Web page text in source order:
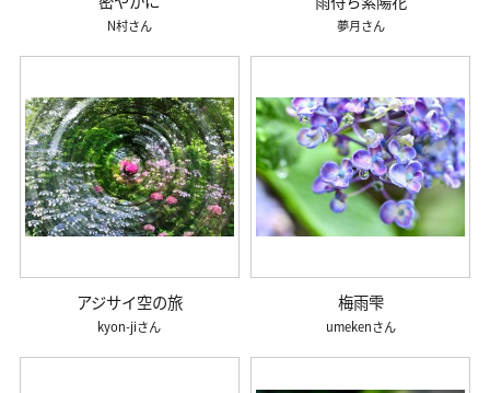
N村 夢月
アジサイ空の旅
kyon-ji
梅雨雫
umeken